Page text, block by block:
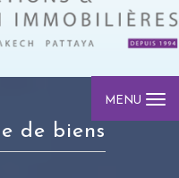
MENU
de biens